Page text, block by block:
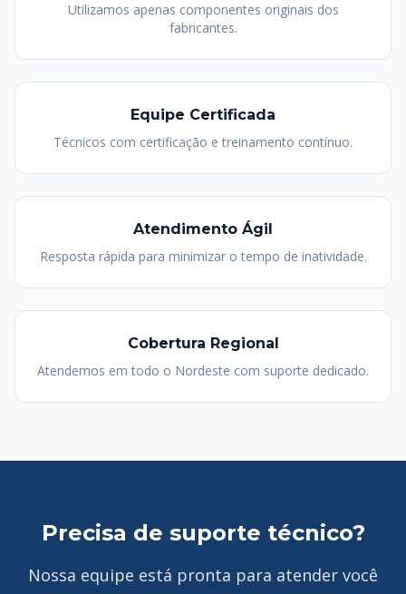
Utilizamos apenas componentes originais dos
fabricantes.
Equipe Certificada
Técnicos com certificação e treinamento contínuo.
Atendimento Ágil
Resposta rápida para minimizar o tempo de inatividade.
Cobertura Regional
Atendemos em todo o Nordeste com suporte dedicado.
Precisa de suporte técnico?
Nossa equipe está pronta para atender você